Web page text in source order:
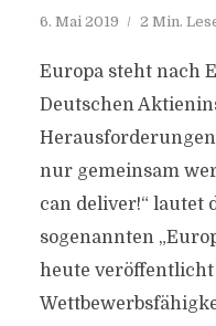
6. Mai 2019 2 Min.
Europa steht nach
Deutschen
nur gemeinsam
can deliver!“ lautet
sogenannten
heute